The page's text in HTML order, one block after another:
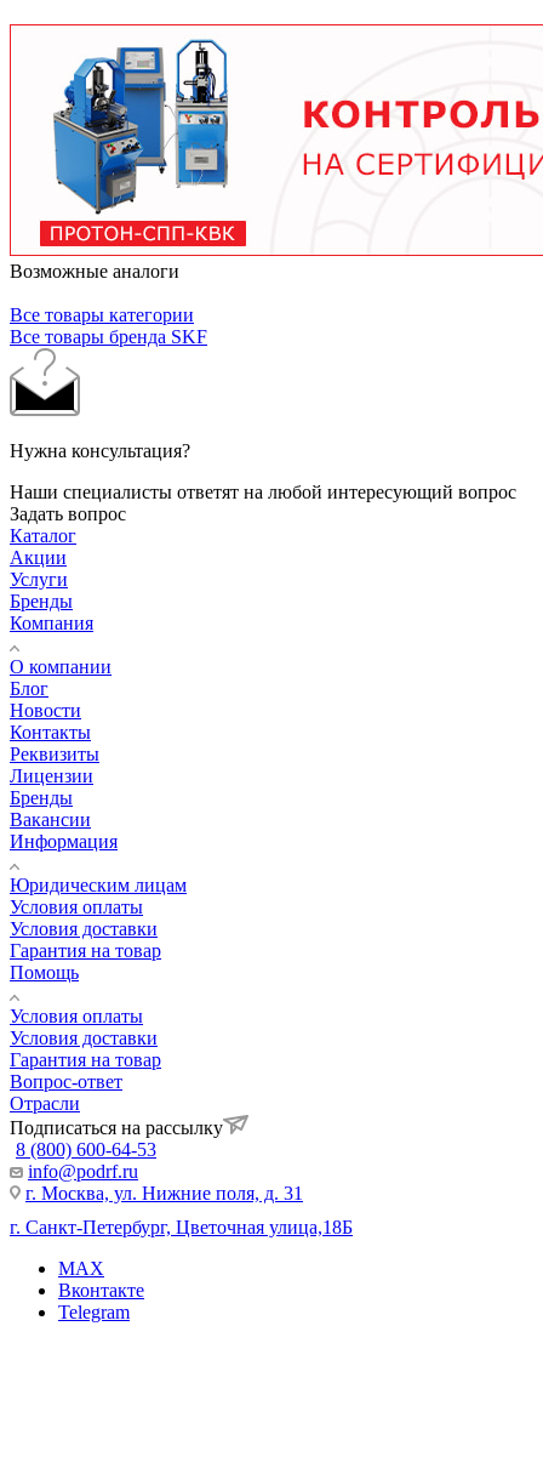
тяжелых условиях до 2 лет при нормальной
эксплуатации. Используйте только
рекомендованные производителем смазочные
материалы.
Возможные аналоги
Все товары категории
Все товары бренда SKF
Нужна консультация?
Наши специалисты ответят на любой интересующий вопрос
Задать вопрос
Каталог
Акции
Услуги
Бренды
Компания
О компании
Блог
Новости
Контакты
Реквизиты
Лицензии
Бренды
Вакансии
Информация
Юридическим лицам
Условия оплаты
Условия доставки
Гарантия на товар
Помощь
Условия оплаты
Условия доставки
Гарантия на товар
Вопрос-ответ
Отрасли
Подписаться на рассылку
8 (800) 600-64-53
info@podrf.ru
г. Москва, ул. Нижние поля, д. 31
г. Санкт-Петербург, Цветочная улица,18Б
MAX
Вконтакте
Telegram